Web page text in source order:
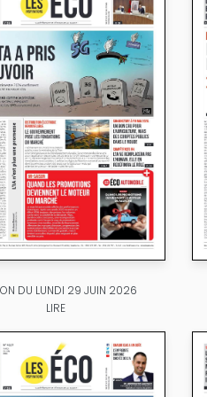
DU LUNDI 29 JUIN 2026
LIRE